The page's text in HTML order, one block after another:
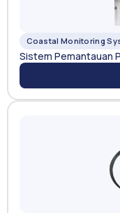
Coastal Monitoring
Sistem Pemantauan